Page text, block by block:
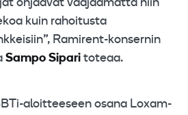
ohjaavat vääjäämättä niin
kuin rahoitusta
Ramirent-konsernin
Sampo Sipari toteaa.
aloitteeseen osana Loxam-